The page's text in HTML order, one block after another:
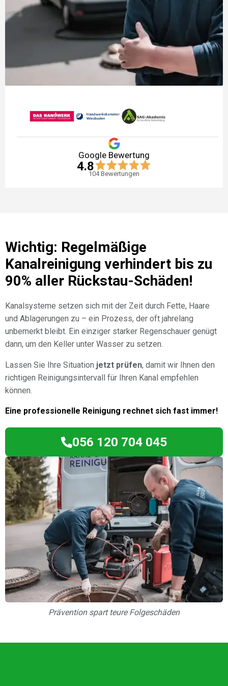
Google Bewertung
4.8
104Bewertungen
Prävention spart teure Folgeschäden
Wichtig: Regelmäßige
Kanalreinigung verhindert bis zu
90% aller Rückstau-Schäden!
Kanalsysteme setzen sich mit der Zeit durch Fette, Haare
und Ablagerungen zu – ein Prozess, der oft jahrelang
unbemerkt bleibt. Ein einziger starker Regenschauer genügt
dann, um den Keller unter Wasser zu setzen.
Lassen Sie Ihre Situation jetzt prüfen, damit wir Ihnen den
richtigen Reinigungsintervall für Ihren Kanal empfehlen
können.
Eine professionelle Reinigung rechnet sich fast immer!
056 120 704 045